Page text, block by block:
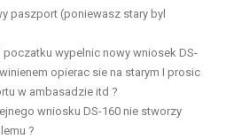
paszport (poniewasz stary byl
poczatku wypelnic nowy wniosek DS-
opierac sie na starym I prosic
w ambasadzie itd ?
wniosku DS-160 nie stworzy
?